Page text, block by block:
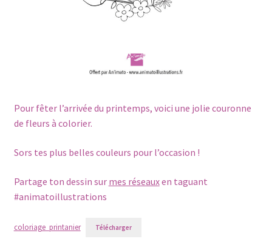
Pour fêter l’arrivée du printemps, voici une jolie couronne
de fleurs à colorier.
Sors tes plus belles couleurs pour l’occasion !
Partage ton dessin sur mes réseauxen taguant
#animatoillustrations
coloriage_printanier Télécharger